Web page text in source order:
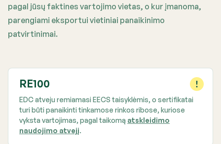
pagal jūsų faktines vartojimo vietas, o kur įmanoma,
parengiami eksportui vietiniai panaikinimo
patvirtinimai.
RE100
EDC atveju remiamasi EECS taisyklėmis, o sertifikatai
turi būti panaikinti tinkamose rinkos ribose, kuriose
vyksta vartojimas, pagal taikomą atskleidimo
naudojimo atvejį.